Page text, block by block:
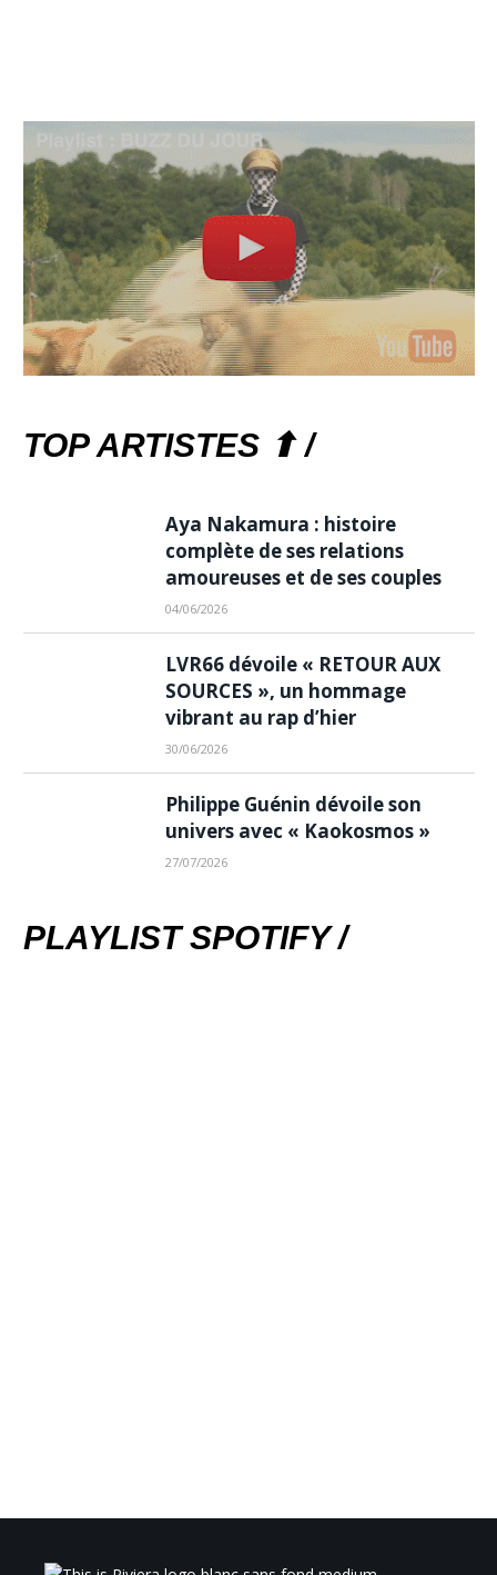
TOP ARTISTES ⬆ /
Aya Nakamura : histoire
complète de ses relations
amoureuses et de ses couples
04/06/2026
LVR66 dévoile « RETOUR AUX
SOURCES », un hommage
vibrant au rap d’hier
30/06/2026
Philippe Guénin dévoile son
univers avec « Kaokosmos »
27/07/2026
PLAYLIST SPOTIFY /